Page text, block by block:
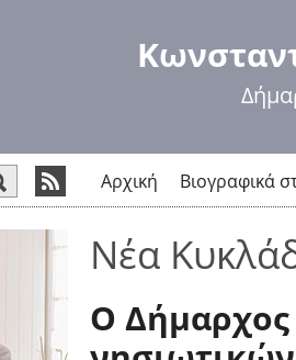
Αρχική Βιογραφικά
Νέα
Ο